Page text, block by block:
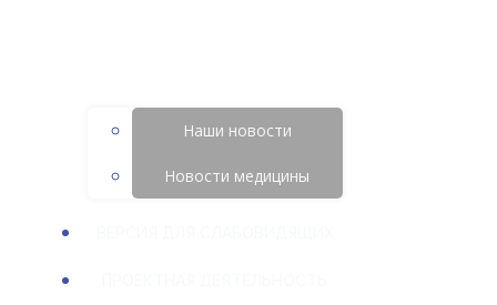
Наши новости
Новости медицины